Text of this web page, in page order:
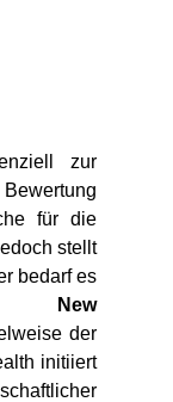
zur
für die
stellt
bedarf es
New
der
initiiert